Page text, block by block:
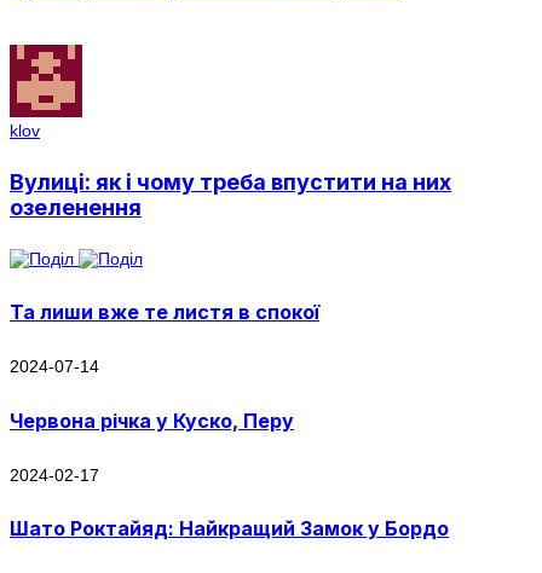
klov
Вулиці: як і чому треба впустити на них
озеленення
Та лиши вже те листя в спокої
2024-07-14
Червона річка у Куско, Перу
2024-02-17
Шато Роктайяд: Найкращий Замок у Бордо